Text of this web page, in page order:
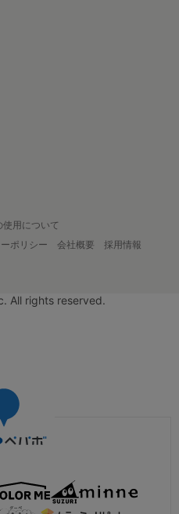
用について
ポリシー 会社概要
採用情報
All rights reserved.